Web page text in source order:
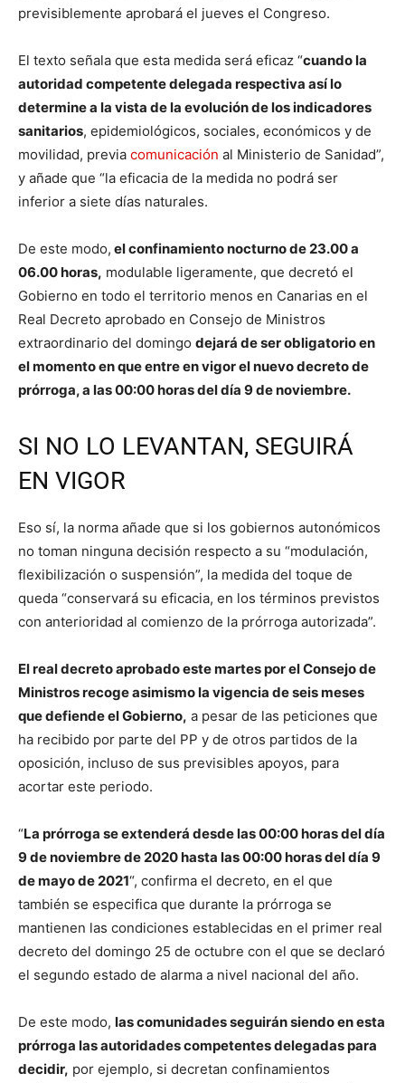
previsiblemente aprobará el jueves el Congreso.
El texto señala que esta medida será eficaz “cuando la
autoridad competente delegada respectiva así lo
determine a la vista de la evolución de los indicadores
sanitarios, epidemiológicos, sociales, económicos y de
movilidad, previa comunicación al Ministerio de Sanidad”,
y añade que “la eficacia de la medida no podrá ser
inferior a siete días naturales.
De este modo, el confinamiento nocturno de 23.00 a
06.00 horas, modulable ligeramente, que decretó el
Gobierno en todo el territorio menos en Canarias en el
Real Decreto aprobado en Consejo de Ministros
extraordinario del domingo dejará de ser obligatorio en
el momento en que entre en vigor el nuevo decreto de
prórroga, a las 00:00 horas del día 9 de noviembre.
SI NO LO LEVANTAN, SEGUIRÁ
EN VIGOR
Eso sí, la norma añade que si los gobiernos autonómicos
no toman ninguna decisión respecto a su “modulación,
flexibilización o suspensión”, la medida del toque de
queda “conservará su eficacia, en los términos previstos
con anterioridad al comienzo de la prórroga autorizada”.
El real decreto aprobado este martes por el Consejo de
Ministros recoge asimismo la vigencia de seis meses
que defiende el Gobierno, a pesar de las peticiones que
ha recibido por parte del PP y de otros partidos de la
oposición, incluso de sus previsibles apoyos, para
acortar este periodo.
“La prórroga se extenderá desde las 00:00 horas del día
9 de noviembre de 2020 hasta las 00:00 horas del día 9
de mayo de 2021“, confirma el decreto, en el que
también se especifica que durante la prórroga se
mantienen las condiciones establecidas en el primer real
decreto del domingo 25 de octubre con el que se declaró
el segundo estado de alarma a nivel nacional del año.
De este modo, las comunidades seguirán siendo en esta
prórroga las autoridades competentes delegadas para
decidir, por ejemplo, si decretan confinamientos